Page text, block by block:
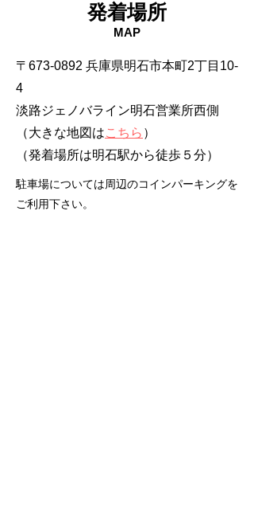
発着場所
MAP
〒673-0892 兵庫県明石市本町2丁目10-
4
淡路ジェノバライン明石営業所西側
（大きな地図はこちら ）
​（発着場所は明石駅から徒歩５分）
駐車場については周辺のコインパーキングを
ご利用下さい。